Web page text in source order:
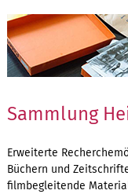
Sammlung
Erweiterte
Büchern und
filmbegleitende